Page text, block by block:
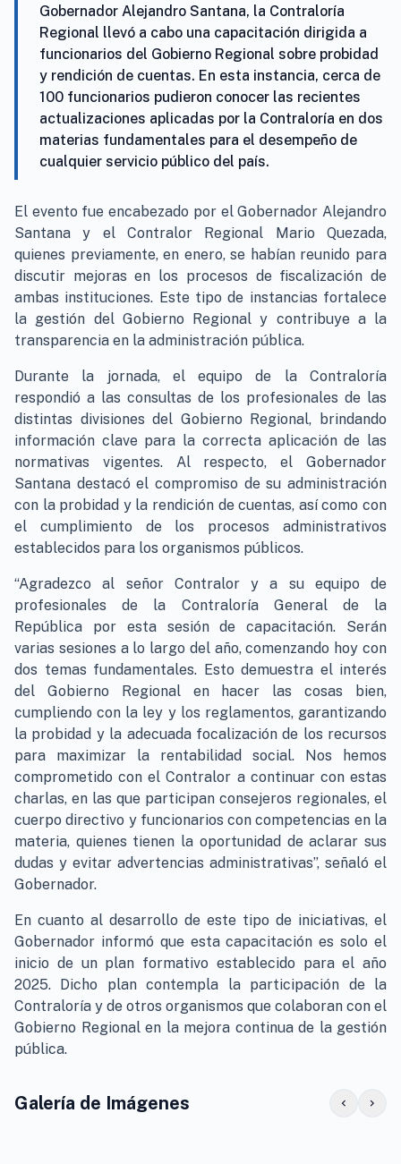
Gobernador Alejandro Santana, la Contraloría
Regional llevó a cabo una capacitación dirigida a
funcionarios del Gobierno Regional sobre probidad
y rendición de cuentas. En esta instancia, cerca de
100 funcionarios pudieron conocer las recientes
actualizaciones aplicadas por la Contraloría en dos
materias fundamentales para el desempeño de
cualquier servicio público del país.
El evento fue encabezado por el Gobernador Alejandro
Santana y el Contralor Regional Mario Quezada,
quienes previamente, en enero, se habían reunido para
discutir mejoras en los procesos de fiscalización de
ambas instituciones. Este tipo de instancias fortalece
la gestión del Gobierno Regional y contribuye a la
transparencia en la administración pública.
Durante la jornada, el equipo de la Contraloría
respondió a las consultas de los profesionales de las
distintas divisiones del Gobierno Regional, brindando
información clave para la correcta aplicación de las
normativas vigentes. Al respecto, el Gobernador
Santana destacó el compromiso de su administración
con la probidad y la rendición de cuentas, así como con
el cumplimiento de los procesos administrativos
establecidos para los organismos públicos.
“Agradezco al señor Contralor y a su equipo de
profesionales de la Contraloría General de la
República por esta sesión de capacitación. Serán
varias sesiones a lo largo del año, comenzando hoy con
dos temas fundamentales. Esto demuestra el interés
del Gobierno Regional en hacer las cosas bien,
cumpliendo con la ley y los reglamentos, garantizando
la probidad y la adecuada focalización de los recursos
para maximizar la rentabilidad social. Nos hemos
comprometido con el Contralor a continuar con estas
charlas, en las que participan consejeros regionales, el
cuerpo directivo y funcionarios con competencias en la
materia, quienes tienen la oportunidad de aclarar sus
dudas y evitar advertencias administrativas”, señaló el
Gobernador.
En cuanto al desarrollo de este tipo de iniciativas, el
Gobernador informó que esta capacitación es solo el
inicio de un plan formativo establecido para el año
2025. Dicho plan contempla la participación de la
Contraloría y de otros organismos que colaboran con el
Gobierno Regional en la mejora continua de la gestión
pública.
Galería de Imágenes chevron_left chevron_right